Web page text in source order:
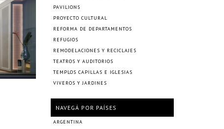
PAVILIONS
PROYECTO CULTURAL
REFORMA DE DEPARTAMENTOS
REFUGIOS
REMODELACIONES Y RECICLAJES
TEATROS Y AUDITORIOS
TEMPLOS CAPILLAS E IGLESIAS
VIVEROS Y JARDINES
NAVEGÁ POR PAÍSES
ARGENTINA